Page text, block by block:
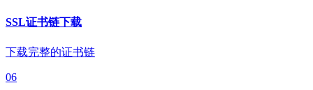
SSL证书链下载
下载完整的证书链
06